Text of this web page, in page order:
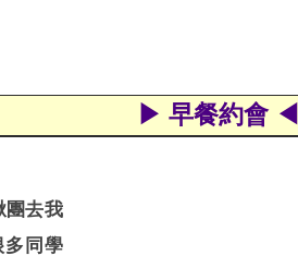
▶ 早餐約會
團去我
多同學